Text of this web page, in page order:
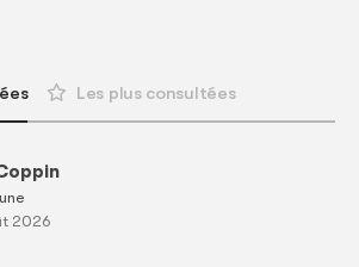
Les plus consultées
2026